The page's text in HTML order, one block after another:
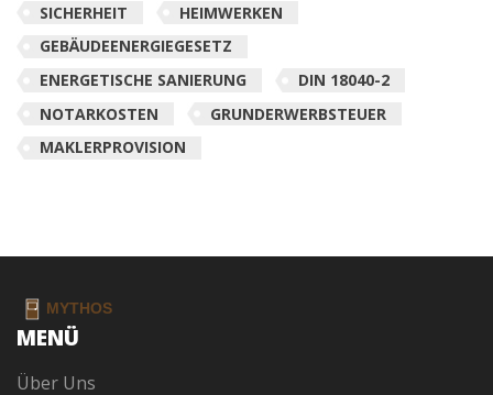
SICHERHEIT
HEIMWERKEN
GEBÄUDEENERGIEGESETZ
ENERGETISCHE SANIERUNG
DIN 18040-2
NOTARKOSTEN
GRUNDERWERBSTEUER
MAKLERPROVISION
MENÜ
Über Uns